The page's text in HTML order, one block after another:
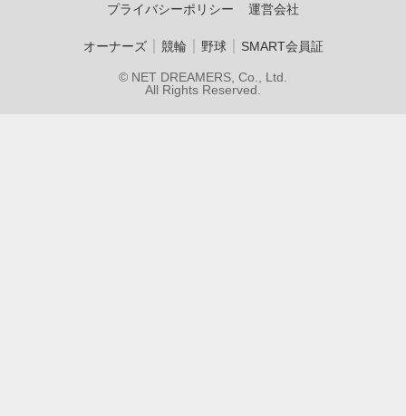
プライバシーポリシー
運営会社
オーナーズ｜ 競輪 野球｜ SMART会員証
© NET DREAMERS, Co., Ltd.
All Rights Reserved.